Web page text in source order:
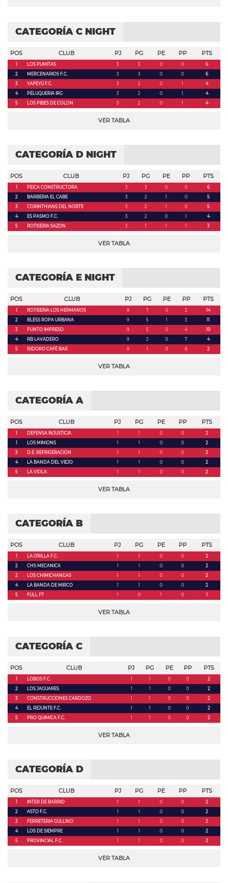
CATEGORÍA C NIGHT
POS CLUB PJ PG PE PP PTS
1 LOS PUMITAS 3 3 0 0
6
2
MERCENARIOS F.C. 3 3 0 0
6
3
YAPEYÚ F.C. 3 2 0 1
4
4
PELUQUERIA IRG 3 2 0 1
4
5
LOS PIBES DE COLON 3 2 0 1 4
VER TABLA
CATEGORÍA D NIGHT
POS CLUB PJ PG PE PP PTS
1 PEICA CONSTRUCTORA 3 3 0 0
6
2
BARBERIA EL CABE 3 2 1 0
5
3
CORINTHIANS DEL NORTE 3 2 1 0
5
4
ES PASMO F.C. 3 2 0 1
4
5
ROTISERIA SAZON 3 1 1 1 3
VER TABLA
CATEGORÍA E NIGHT
POS CLUB PJ PG PE PP PTS
1 ROTISERIA LOS HERMANOS 9 7 0 2
14
2
BLESS ROPA URBANA 9 5 1 3
11
3
PUNTO IMPRESO 9 5 0 4
10
4
RB LAVADERO 9 2 0 7
4
5
ISIDORO CAFÉ BAR 9 1 0 8 2
VER TABLA
CATEGORÍA A
POS CLUB PJ PG PE PP PTS
1 DEFENSA INJUSTICIA 1 1 0 0
2
1
LOS MINIONS 1 1 0 0
2
3
D.E. REFRIGERACION 1 1 0 0
2
4
LA BANDA DEL VIEJO 1 1 0 0
2
5
LA VIOLA 1 1 0 0 2
VER TABLA
CATEGORÍA B
POS CLUB PJ PG PE PP PTS
1 LA ORILLA F.C. 1 1 0 0
2
2
CHS MECANICA 1 1 0 0
2
2
LOS CHIMICHANGAS 1 1 0 0
2
4
LA BANDA DE MIRCO 1 1 0 0
2
5
FULL F7 1 0 1 0 1
VER TABLA
CATEGORÍA C
POS CLUB PJ PG PE PP PTS
1 LOBOS F.C. 1 1 0 0
2
2
LOS JAGUARES 1 1 0 0
2
3
CONSTRUCCIONES CARDOZO 1 1 0 0
2
4
EL REJUNTE F.C. 1 1 0 0
2
5
PRO QUIMICA F.C. 1 1 0 0 2
VER TABLA
CATEGORÍA D
POS CLUB PJ PG PE PP PTS
1 INTER DE BARRIO 1 1 0 0
2
2
ASTO F.C. 1 1 0 0
2
3
FERRETERIA GULLINO 1 1 0 0
2
4
LOS DE SIEMPRE 1 1 0 0
2
5
PROVINCIAL F.C. 1 1 0 0 2
VER TABLA